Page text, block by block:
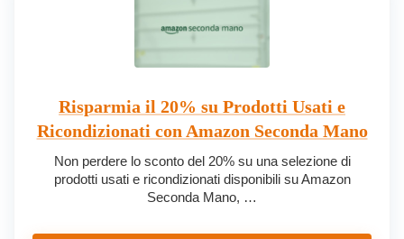
Risparmia il 20% su Prodotti Usati e
Ricondizionati con Amazon Seconda Mano
Non perdere lo sconto del 20% su una selezione di
prodotti usati e ricondizionati disponibili su Amazon
Seconda Mano, …